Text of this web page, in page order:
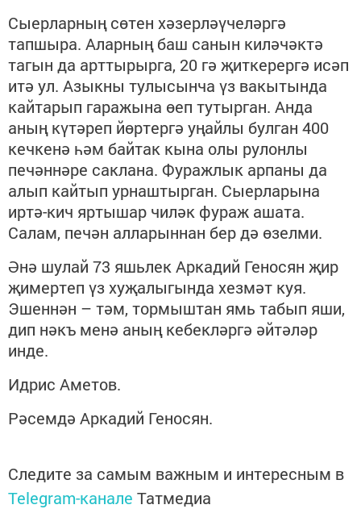
Сыерларның сөтен хәзерләүчеләргә
тапшыра. Аларның баш санын киләчәктә
тагын да арттырырга, 20 гә җиткерергә исәп
итә ул. Азыкны тулысынча үз вакытында
кайтарып гаражына өеп тутырган. Анда
аның күтәреп йөртергә уңайлы булган 400
кечкенә һәм байтак кына олы рулонлы
печәннәре саклана. Фуражлык арпаны да
алып кайтып урнаштырган. Сыерларына
иртә-кич яртышар чиләк фураж ашата.
Салам, печән алларыннан бер дә өзелми.
Әнә шулай 73 яшьлек Аркадий Геносян җир
җимертеп үз хуҗалыгында хезмәт куя.
Эшеннән – тәм, тормыштан ямь табып яши,
дип нәкъ менә аның кебекләргә әйтәләр
инде.
Идрис Аметов.
Рәсемдә Аркадий Геносян.
Следите за самым важным и интересным в
Telegram-канале Татмедиа